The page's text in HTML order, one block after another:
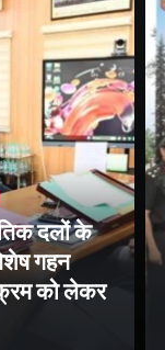
दलों के
गहन
को लेकर